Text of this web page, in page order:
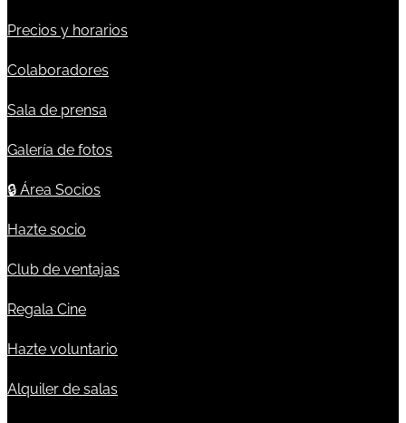
Precios y horarios
Colaboradores
Sala de prensa
Galería de fotos
🔒 Área Socios
Hazte socio
Club de ventajas
Regala Cine
Hazte voluntario
Alquiler de salas